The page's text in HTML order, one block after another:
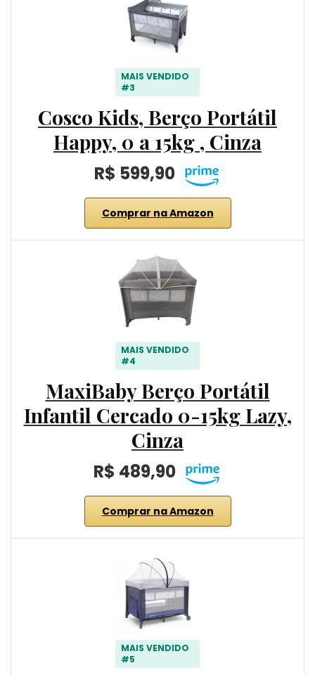
MAIS VENDIDO
#3
Cosco Kids, Berço Portátil
Happy, 0 a 15kg , Cinza
R$ 599,90
Comprar na Amazon
MAIS VENDIDO
#4
MaxiBaby Berço Portátil
Infantil Cercado 0-15kg Lazy,
Cinza
R$ 489,90
Comprar na Amazon
MAIS VENDIDO
#5